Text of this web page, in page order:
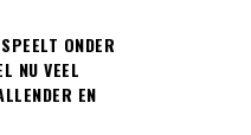
ONDER
NU VEEL
EN